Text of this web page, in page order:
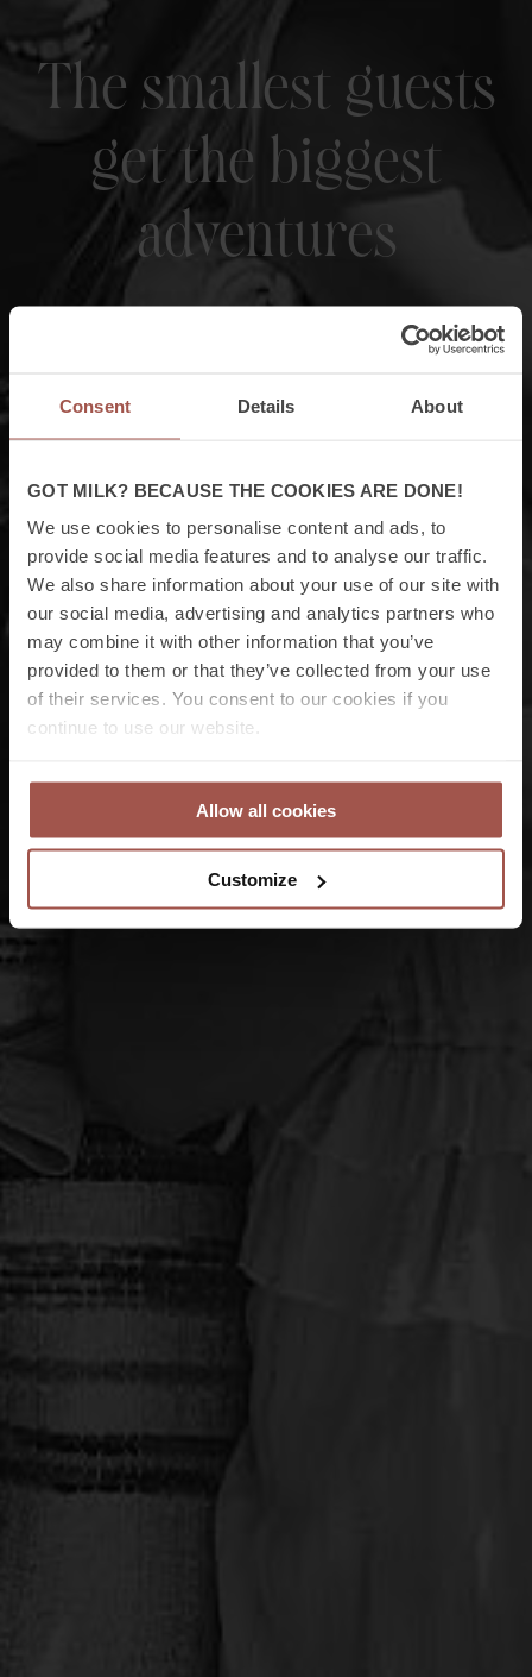
Consent Details About
GOT MILK? BECAUSE THE COOKIES ARE DONE!
We use cookies to personalise content and ads, to
provide social media features and to analyse our traffic.
We also share information about your use of our site with
our social media, advertising and analytics partners who
may combine it with other information that you’ve
provided to them or that they’ve collected from your use
of their services. You consent to our cookies if you
continue to use our website.
Allow all cookies
Customize
The smallest guests
get the biggest
adventures